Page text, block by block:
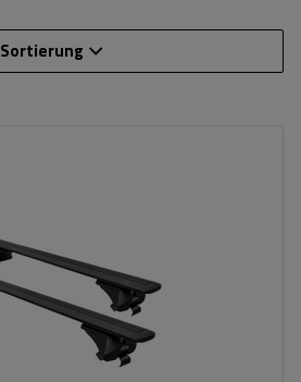
Sortierung